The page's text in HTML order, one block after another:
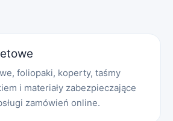
foliopaki, koperty, taśmy
i materiały zabezpieczające
zamówień online.